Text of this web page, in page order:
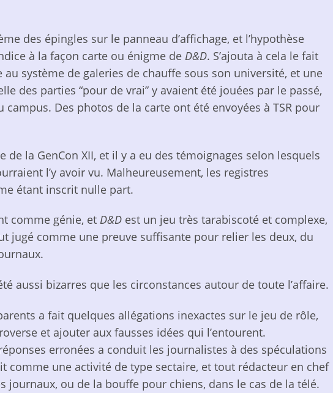
des épingles sur le panneau d’affichage, et l’hypothèse
à la façon carte ou énigme de D&D. S’ajouta à cela le fait
système de galeries de chauffe sous son université, et une
des parties “pour de vrai” y avaient été jouées par le passé,
campus. Des photos de la carte ont été envoyées à TSR pour
la GenCon XII, et il y a eu des témoignages selon lesquels
l’y avoir vu. Malheureusement, les registres
étant inscrit nulle part.
comme génie, et D&D est un jeu très tarabiscoté et complexe,
jugé comme une preuve suffisante pour relier les deux, du
aussi bizarres que les circonstances autour de toute l’affaire.
a fait quelques allégations inexactes sur le jeu de rôle,
et ajouter aux fausses idées qui l’entourent.
erronées a conduit les journalistes à des spéculations
comme une activité de type sectaire, et tout rédacteur en chef
journaux, ou de la bouffe pour chiens, dans le cas de la télé.